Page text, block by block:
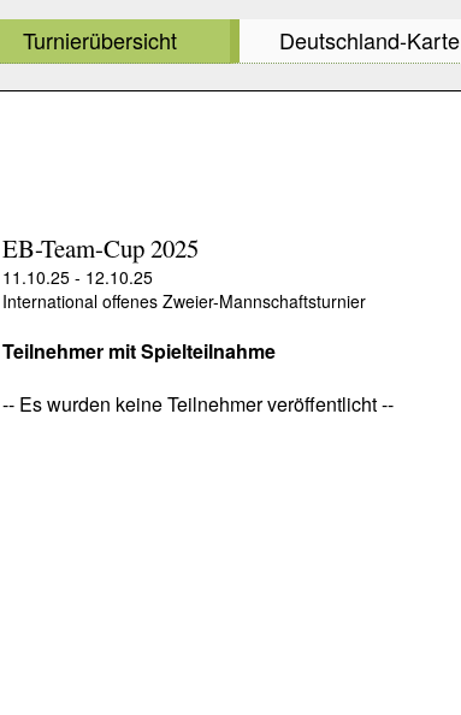
Turnierübersicht Deutschland-Karte
EB-Team-Cup 2025
11.10.25 - 12.10.25
International offenes Zweier-Mannschaftsturnier
Teilnehmer mit Spielteilnahme
-- Es wurden keine Teilnehmer veröffentlicht --